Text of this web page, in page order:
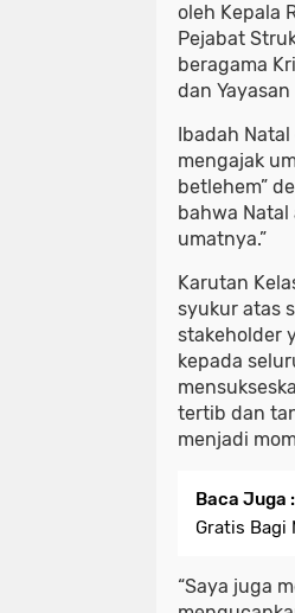
oleh Kepala
Pejabat
beragama
dan
Ibadah
mengajak
betlehem”
bahwa
umatnya.”
Karutan
syukur atas
stakeholder
kepada
tertib dan
menjadi
Baca Juga :
Gratis Bagi
“Saya juga